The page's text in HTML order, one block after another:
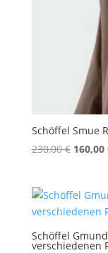
Schöffel Smue
230,00€
230,00
160,00
Schöffel
verschiedenen